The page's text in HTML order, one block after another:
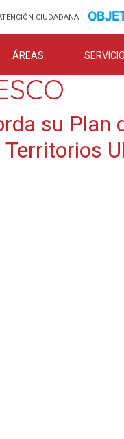
CIUDADANA
ÁREAS
su Plan